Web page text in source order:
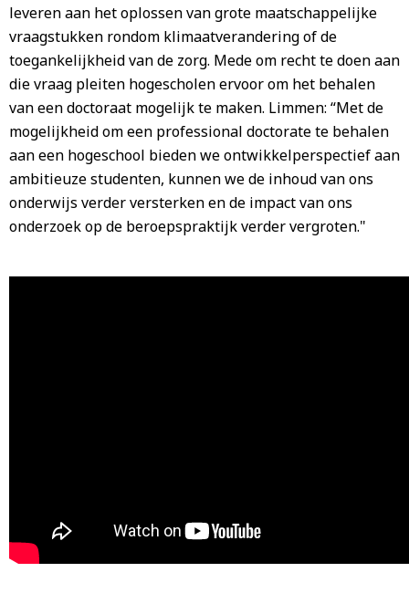
leveren aan het oplossen van grote maatschappelijke
vraagstukken rondom klimaatverandering of de
toegankelijkheid van de zorg. Mede om recht te doen aan
die vraag pleiten hogescholen ervoor om het behalen
van een doctoraat mogelijk te maken. Limmen: “Met de
mogelijkheid om een professional doctorate te behalen
aan een hogeschool bieden we ontwikkelperspectief aan
ambitieuze studenten, kunnen we de inhoud van ons
onderwijs verder versterken en de impact van ons
onderzoek op de beroepspraktijk verder vergroten."